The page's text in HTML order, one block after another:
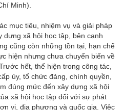
Minh).
mục tiêu, nhiệm vụ và giải pháp
dựng xã hội học tập, bên cạnh
cũng còn những tồn tại, hạn chế
hiện nhưng chưa chuyển biến về
hết, thể hiện trong công tác,
ủy, tổ chức đảng, chính quyền,
đúng mức đến xây dựng xã hội
xã hội học tập đối với sự phát
vị, địa phương và quốc gia. Việc